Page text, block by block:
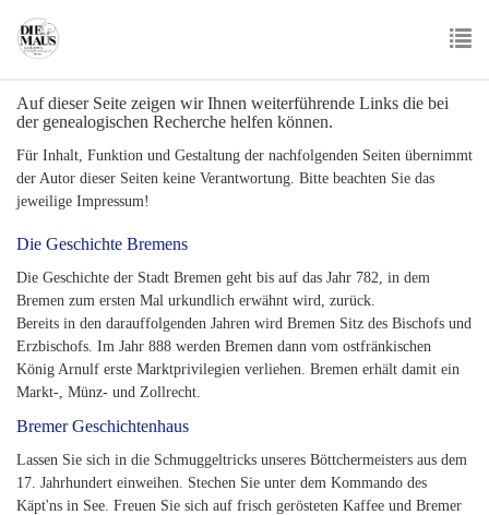
main
Auf dieser Seite zeigen wir Ihnen weiterführende Links die bei
der genealogischen Recherche helfen können.
Für Inhalt, Funktion und Gestaltung der nachfolgenden Seiten übernimmt
der Autor dieser Seiten keine Verantwortung. Bitte beachten Sie das
jeweilige Impressum!
Die Geschichte Bremens
Die Geschichte der Stadt Bremen geht bis auf das Jahr 782, in dem
Bremen zum ersten Mal urkundlich erwähnt wird, zurück.
Bereits in den darauffolgenden Jahren wird Bremen Sitz des Bischofs und
Erzbischofs. Im Jahr 888 werden Bremen dann vom ostfränkischen
König Arnulf erste Marktprivilegien verliehen. Bremen erhält damit ein
Markt-, Münz- und Zollrecht.
Bremer Geschichtenhaus
Lassen Sie sich in die Schmuggeltricks unseres Böttchermeisters aus dem
17. Jahrhundert einweihen. Stechen Sie unter dem Kommando des
Käpt'ns in See. Freuen Sie sich auf frisch gerösteten Kaffee und Bremer